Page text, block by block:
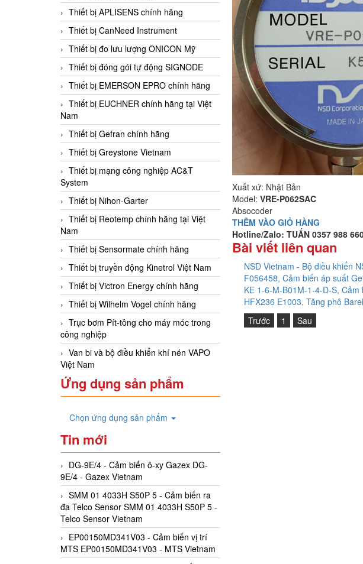
Thiết bị APLISENS chính hãng
Thiết bị CanNeed Instrument
Thiết bị đo lưu lượng ONICON Mỹ
Thiết bị đóng gói tự động SIGNODE
Thiết bị EMERSON EPRO chính hãng
Thiết bị EUCHNER chính hãng tại Việt
Nam
Thiết bị Gefran chính hãng
Thiết bị Greystone Vietnam
Thiết bị mạng công nghiệp AC&T
System
Thiết bị Nihon-Garter
Thiết bị Reotemp chính hãng tại Việt
Nam
Thiết bị Sensormate chính hãng
Thiết bị truyền động Kinetrol Việt Nam
Thiết bị Victron Energy chính hãng
Thiết bị Wilhelm Vogel chính hãng
Trục bơm Pít-tông cho máy móc trong
công nghiệp
Van bi và bộ điều khiển khí nén VAPO
Việt Nam
Ứng dụng sản phẩm
Chọn ứng dụng sản phẩm
Tin mới
DG-9E/4 - Cảm biến ô-xy Gazex DG-
9E/4 - Gazex Vietnam
SMM 01 4033H S50P 5 - Cảm biến ra
đa Telco Sensor SMM 01 4033H S50P 5 -
Telco Sensor Vietnam
EP00150MD341V03 - Cảm biến vị trí
MTS EP00150MD341V03 - MTS Vietnam
Xuất xứ: Nhật Bản
Model: VRE-P062SAC
Absocoder
THÊM VÀO GIỎ HÀNG
Hotline/Zalo: TUẤN 0357 988
Bài viết liên quan
NSD Vietnam - Bộ điều khiển
F056458, Cảm biến áp suất
KE 1-6-M-B01M-1-4-D-S,
HFX236 E1003, Tăng phô
Trước
1 Sau